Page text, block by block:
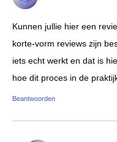
Kunnen jullie hier een
korte-vorm reviews zijn
iets echt werkt en dat is
hoe dit proces in de
Beantwoorden